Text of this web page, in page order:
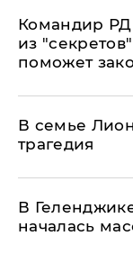
Командир
из
поможет
В семье
трагедия
В
началась